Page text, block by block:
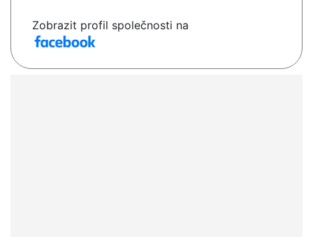
Zobrazit profil společnosti na